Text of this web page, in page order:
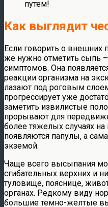
путем!
Как выглядит
Если говорить о внешних
же нужно отметить сыпь
симптомов. Она
реакции организма на
лазают под роговым
прогрессирует уже
заметить извилистые
прорывают для
более тяжелых случаях
появляются папулы, а
экземой.
Чаще всего высыпания
сгибательных верхних и
туловище, пояснице,
органах. Редкому виду
большие темно-желтые